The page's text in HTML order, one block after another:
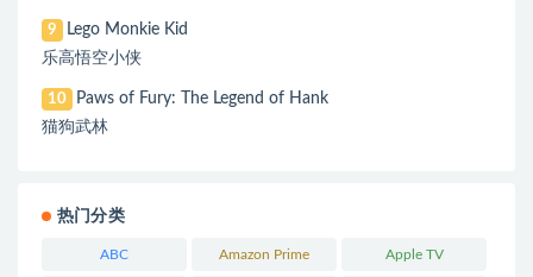
9
Lego Monkie Kid
乐高悟空小侠
10
Paws of Fury: The Legend of Hank
猫狗武林
热门分类
ABC Amazon Prime Apple TV